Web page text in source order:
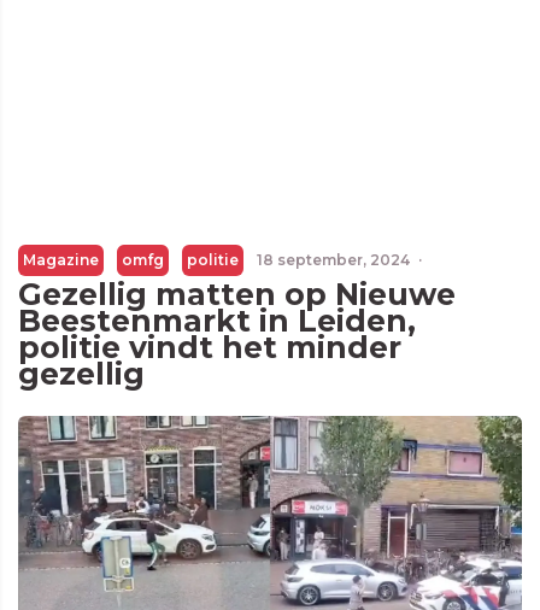
Magazine omfg politie 18 september, 2024 ·
Gezellig matten op Nieuwe
Beestenmarkt in Leiden,
politie vindt het minder
gezellig